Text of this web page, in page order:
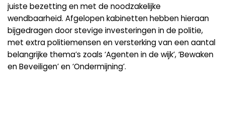
juiste bezetting en met de noodzakelijke
wendbaarheid. Afgelopen kabinetten hebben hieraan
bijgedragen door stevige investeringen in de politie,
met extra politiemensen en versterking van een aantal
belangrijke thema’s zoals ‘Agenten in de wijk’, ‘Bewaken
en Beveiligen’ en ‘Ondermijning’.